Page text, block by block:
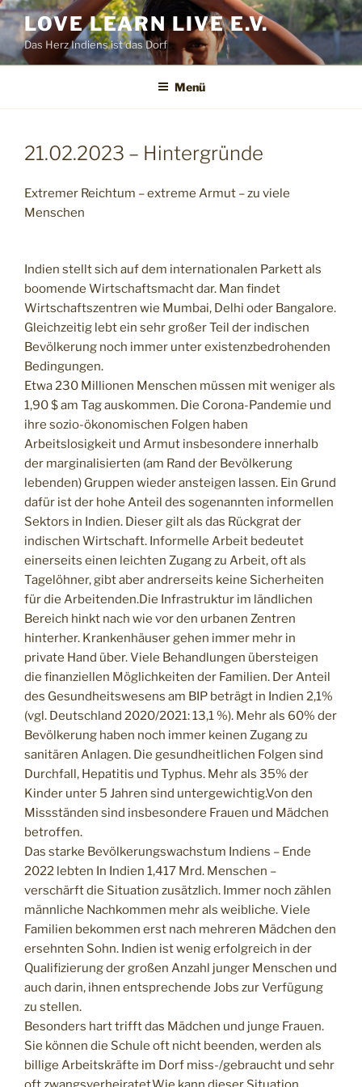
Zum
Inhalt
springen
LOVE LEARN LIVE E.V.
Das Herz Indiens ist das Dorf
Menü
21.02.2023 – Hintergründe
Extremer Reichtum – extreme Armut – zu viele
Menschen
Indien stellt sich auf dem internationalen Parkett als
boomende Wirtschaftsmacht dar. Man findet
Wirtschaftszentren wie Mumbai, Delhi oder Bangalore.
Gleichzeitig lebt ein sehr großer Teil der indischen
Bevölkerung noch immer unter existenzbedrohenden
Bedingungen.
Etwa 230 Millionen Menschen müssen mit weniger als
1,90 $ am Tag auskommen. Die Corona-Pandemie und
ihre sozio-ökonomischen Folgen haben
Arbeitslosigkeit und Armut insbesondere innerhalb
der marginalisierten (am Rand der Bevölkerung
lebenden) Gruppen wieder ansteigen lassen. Ein Grund
dafür ist der hohe Anteil des sogenannten informellen
Sektors in Indien. Dieser gilt als das Rückgrat der
indischen Wirtschaft. Informelle Arbeit bedeutet
einerseits einen leichten Zugang zu Arbeit, oft als
Tagelöhner, gibt aber andrerseits keine Sicherheiten
für die Arbeitenden.Die Infrastruktur im ländlichen
Bereich hinkt nach wie vor den urbanen Zentren
hinterher. Krankenhäuser gehen immer mehr in
private Hand über. Viele Behandlungen übersteigen
die finanziellen Möglichkeiten der Familien. Der Anteil
des Gesundheitswesens am BIP beträgt in Indien 2,1%
(vgl. Deutschland 2020/2021: 13,1 %). Mehr als 60% der
Bevölkerung haben noch immer keinen Zugang zu
sanitären Anlagen. Die gesundheitlichen Folgen sind
Durchfall, Hepatitis und Typhus. Mehr als 35% der
Kinder unter 5 Jahren sind untergewichtig.Von den
Missständen sind insbesondere Frauen und Mädchen
betroffen.
Das starke Bevölkerungswachstum Indiens – Ende
2022 lebten In Indien 1,417 Mrd. Menschen –
verschärft die Situation zusätzlich. Immer noch zählen
männliche Nachkommen mehr als weibliche. Viele
Familien bekommen erst nach mehreren Mädchen den
ersehnten Sohn. Indien ist wenig erfolgreich in der
Qualifizierung der großen Anzahl junger Menschen und
auch darin, ihnen entsprechende Jobs zur Verfügung
zu stellen.
Besonders hart trifft das Mädchen und junge Frauen.
Sie können die Schule oft nicht beenden, werden als
billige Arbeitskräfte im Dorf miss-/gebraucht und sehr